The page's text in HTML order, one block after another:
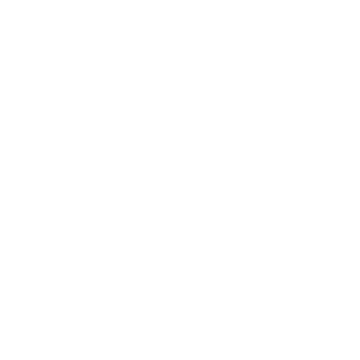
для закрепления мачты в нужном
от типа грунта).
и пассивный молниеприемники.
при помощи бетонных